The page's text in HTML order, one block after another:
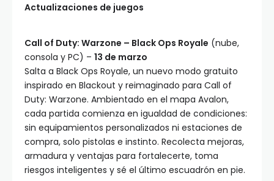
Actualizaciones de juegos
Call of Duty: Warzone – Black Ops Royale (nube,
consola y PC) – 13 de marzo
Salta a Black Ops Royale, un nuevo modo gratuito
inspirado en Blackout y reimaginado para Call of
Duty: Warzone. Ambientado en el mapa Avalon,
cada partida comienza en igualdad de condiciones:
sin equipamientos personalizados ni estaciones de
compra, solo pistolas e instinto. Recolecta mejoras,
armadura y ventajas para fortalecerte, toma
riesgos inteligentes y sé el último escuadrón en pie.